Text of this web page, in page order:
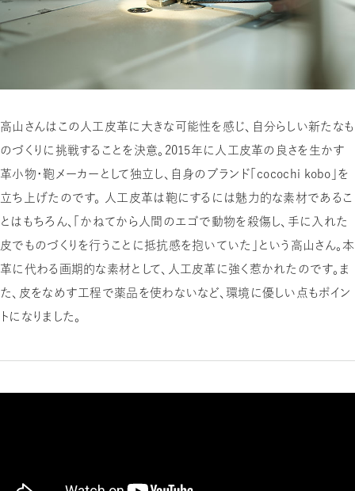
高山さんはこの人工皮革に大きな可能性を感じ、自分らしい新たなも
のづくりに挑戦することを決意。2015年に人工皮革の良さを生かす
革小物・鞄メーカーとして独立し、自身のブランド「cocochi kobo」を
立ち上げたのです。 人工皮革は鞄にするには魅力的な素材であるこ
とはもちろん、「かねてから人間のエゴで動物を殺傷し、手に入れた
皮でものづくりを行うことに抵抗感を抱いていた」という高山さん。本
革に代わる画期的な素材として、人工皮革に強く惹かれたのです。ま
た、皮をなめす工程で薬品を使わないなど、環境に優しい点もポイン
トになりました。